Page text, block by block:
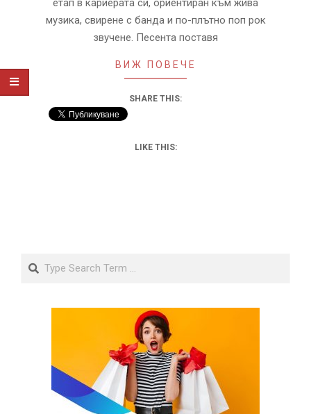
музика, свирене с банда и по-плътно поп рок
звучене. Песента поставя
ВИЖ ПОВЕЧЕ
SHARE THIS:
LIKE THIS: